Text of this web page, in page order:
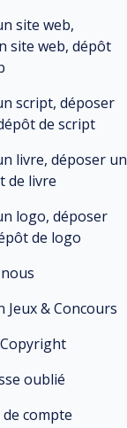
site web,
site web, dépôt
script, déposer
de script
livre, déposer un
de livre
logo, déposer
de logo
Jeux & Concours
oublié
compte